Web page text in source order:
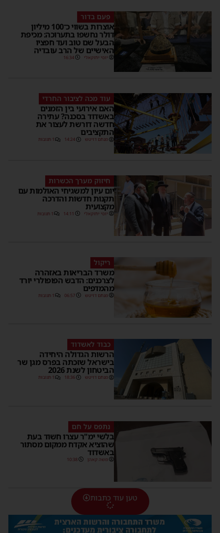
פעם בדור
אוצרות בשווי כ־100 מיליון
דולר נחשפו בתערוכה: מכיפת
הבעל שם טוב ועד חפציו
האישיים של הרב עובדיה
יוסי יחזקאלי 16:34
עוד מכה לציבור החרדי
האם אירועי בין הזמנים
באשדוד בסכנה? עתירה
חדשה דורשת לעצור את
התקציבים
מנחם דויטש 14:24 1 תגובות
חיזוק מערך הכשרות
יום עיון למשגיחי האולמות עם
תקנות חדשות והדרכה
מקצועית
יוסי יחזקאלי 14:11 1 תגובות
ריקול
משרד הבריאות באזהרה
לצרכנים: הדבש הפופולרי יורד
מהמדפים
מנחם דויטש 06:57 1 תגובות
כבוד לאשדוד
הרשות הגדולה היחידה
בישראל שזכתה בפרס מגן שר
הביטחון לשנת 2026
מנחם דויטש 18:36 1 תגובות
נתפס על חם
בלשי ימ"ר עצרו חשוד בעת
שהוציא אקדח ממקום מסתור
באשדוד
משה קאהן 10:38
טען עוד כתבות